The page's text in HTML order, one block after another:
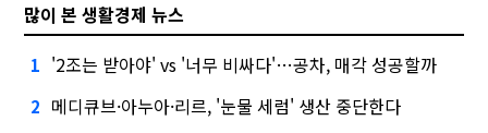
많이 본 생활경제 뉴스
1 '2조는 받아야' vs '너무 비싸다'…공차, 매각 성공할까
2 메디큐브·아누아·리르, '눈물 세럼' 생산 중단한다